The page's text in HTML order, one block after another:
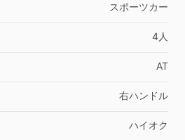
スポーツカー
4人
AT
右ハンドル
ハイオク